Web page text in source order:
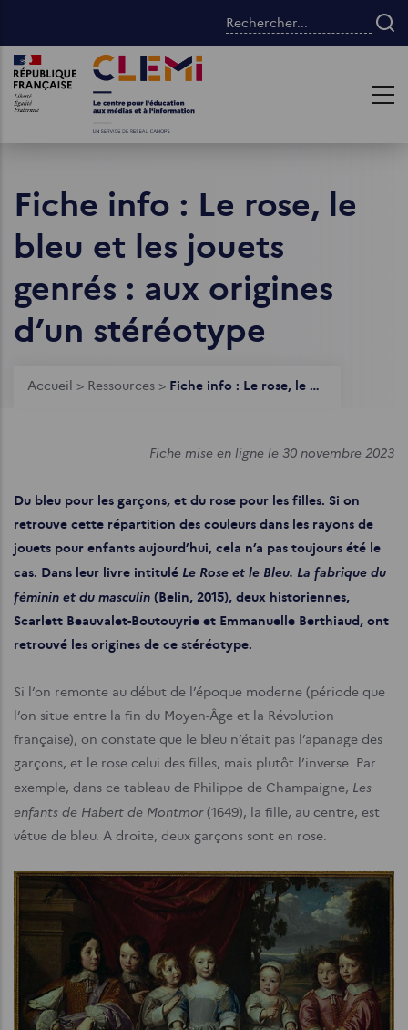
contenu
principal
Rechercher...
Images Images
Fiche info : Le rose, le
bleu et les jouets
genrés : aux origines
d’un stéréotype
Fil
Accueil > Ressources > Fiche info : Le rose, le bleu et les jouets genrés : aux origines d’un stéréotype
Fiche mise en ligne le 30 novembre 2023
Du bleu pour les garçons, et du rose pour les filles. Si on
retrouve cette répartition des couleurs dans les rayons de
jouets pour enfants aujourd’hui, cela n’a pas toujours été le
cas. Dans leur livre intitulé Le Rose et le Bleu. La fabrique du
féminin et du masculin (Belin, 2015), deux historiennes,
Scarlett Beauvalet-Boutouyrie et Emmanuelle Berthiaud, ont
retrouvé les origines de ce stéréotype.
Si l’on remonte au début de l’époque moderne (période que
l’on situe entre la fin du Moyen-Âge et la Révolution
française), on constate que le bleu n’était pas l’apanage des
garçons, et le rose celui des filles, mais plutôt l’inverse. Par
exemple, dans ce tableau de Philippe de Champaigne, Les
enfants de Habert de Montmor(1649), la fille, au centre, est
vêtue de bleu. A droite, deux garçons sont en rose.